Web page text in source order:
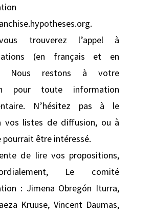
trouverez l’appel à
(en français et en
Nous restons à votre
pour toute information
N’hésitez pas à le
vos listes de diffusion, ou à
pourrait être intéressé.
de lire vos propositions,
Le comité
: Jimena Obregón Iturra,
Kruuse, Vincent Daumas,